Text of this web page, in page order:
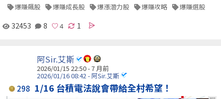
爆賺飆股 爆賺成長股 爆漲潛力股 爆賺攻略 爆賺選股
32453 8 1
阿Sir.艾斯
2026/01/15 22:50 - 7 月前
2026/01/16 08:42 - 阿Sir.艾斯
298 1/16 台積電法說會帶給全村希望！